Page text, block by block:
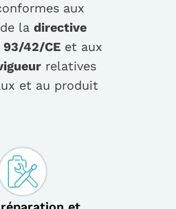
aux
ladirective
93/42/CE et aux
relatives
et au produit